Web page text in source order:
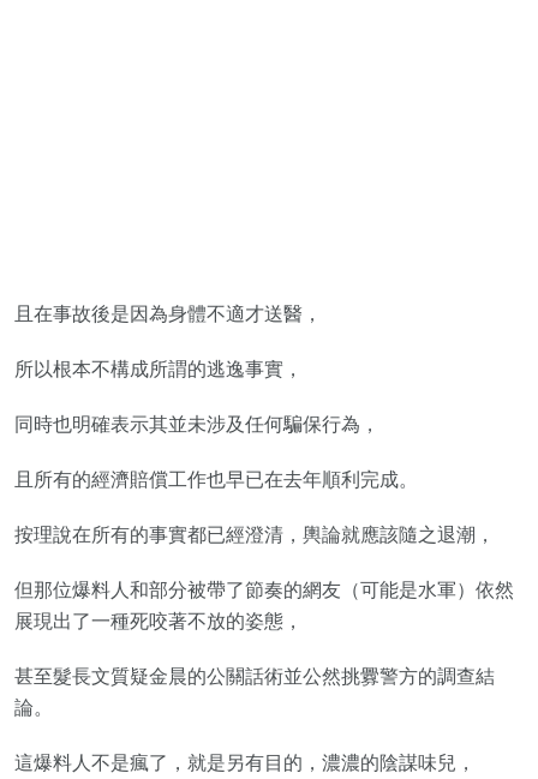
且在事故後是因為身體不適才送醫，
所以根本不構成所謂的逃逸事實，
同時也明確表示其並未涉及任何騙保行為，
且所有的經濟賠償工作也早已在去年順利完成。
按理說在所有的事實都已經澄清，輿論就應該隨之退潮，
但那位爆料人和部分被帶了節奏的網友（可能是水軍）依然
展現出了一種死咬著不放的姿態，
甚至髮長文質疑金晨的公關話術並公然挑釁警方的調查結
論。
這爆料人不是瘋了，就是另有目的，濃濃的陰謀味兒，